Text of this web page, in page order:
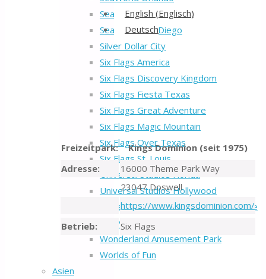
SeaWorld San Antonio
SeaWorld San Diego
Silver Dollar City
Six Flags America
Six Flags Discovery Kingdom
Six Flags Fiesta Texas
Six Flags Great Adventure
Six Flags Magic Mountain
Six Flags Over Texas
Six Flags St. Louis
Universal Studios Florida
Universal Studios Hollywood
Universal Studios Islands of Adventure
Valleyfair
Wonderland Amusement Park
Worlds of Fun
Asien
Freizeitpark:
Kings Dominion (seit 1975)
Adresse:
16000 Theme Park Way
23047 Doswell
https://www.kingsdominion.com/
Betrieb:
Six Flags
Back
to
Top
English (Englisch)
Deutsch